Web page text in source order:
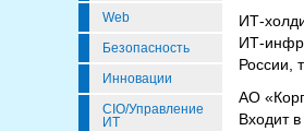
Web
Безопасность
Инновации
CIO/Управление
ИТ
ИТ-
ИТ-
России,
АО
Входит